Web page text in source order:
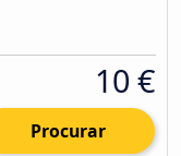
10 €
Procurar